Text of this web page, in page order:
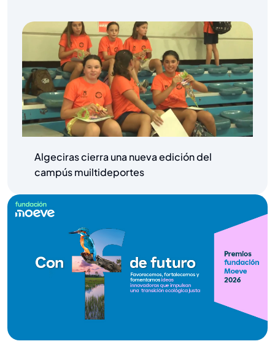
Algeciras cierra una nueva edición del
campús muiltideportes